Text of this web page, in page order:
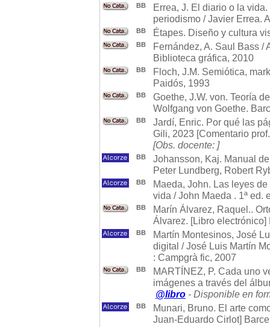
BB
Errea, J. El diario o la
periodismo / Javier Errea.
BB Étapes. Diseño y cultura
BB
Fernández, A. Saul Bass /
Biblioteca gráfica, 2010
BB
Floch, J.M. Semiótica,
Paidós, 1993
BB
Goethe, J.W. von. Teoría
Wolfgang von Goethe.
BB
Jardí, Enric. Por qué las
Gili, 2023 [Comentario
[Obs. docente: ]
BB
Johansson, Kaj. Manual
Peter Lundberg, Robert
BB
Maeda, John. Las leyes
vida / John Maeda . 1ª ed.
BB
Marín Álvarez, Raquel..
Álvarez. [Libro
BB
Martín Montesinos, José
digital / José Luis Martín
: Campgrà fic, 2007
BB
MARTÍNEZ, P. Cada uno
imágenes a través del
@libro - Disponible en
BB
Munari, Bruno. El arte
Juan-Eduardo Cirlot]